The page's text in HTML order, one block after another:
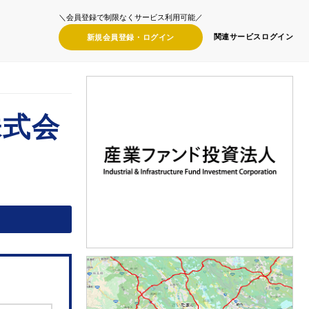
＼会員登録で制限なくサービス利用可能／
新規会員登録・ ログイン 関連サービス ログイン
会